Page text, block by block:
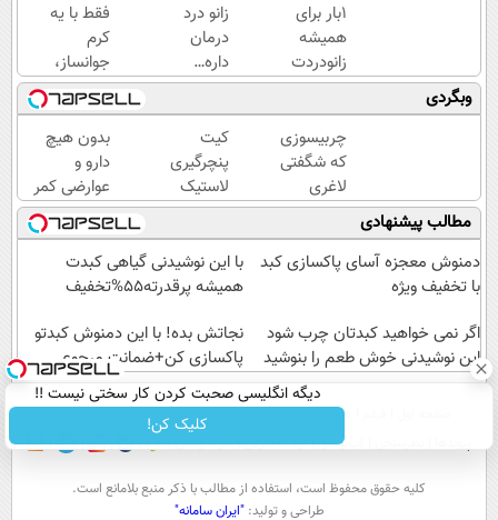
1بار برای
همیشه
زانودردت
رودرمان کن!
(تکنولوژی
آلمان)
◂پرسشنامه▸
زانو درد
درمان
داره…
چرا
هنوز
داری
بهش
ظلم
می‌کنی؟
فقط با یه
کرم
جوانساز،
پیری رو از
خودت دور
کن(تخفیف50%)
وبگردی
چربیسوزی
که شگفتی
لاغری
آسان را
رقم زد!
کیت
پنچرگیری
لاستیک
خودرو
(قیمت
باورنکردنی)
بدون هیچ
دارو و
عوارضی کمر
دردت رو
درمان کن!
(پرسش‌نامه)
مطالب پیشنهادی
دمنوش معجزه آسای پاکسازی کبد
با تخفیف ویژه
با این نوشیدنی گیاهی کبدت
همیشه پرقدرته55%تخفیف
اگر نمی خواهید کبدتان چرب شود
این نوشیدنی خوش طعم را بنوشید
نجاتش بده! با این دمنوش کبدتو
پاکسازی کن+ضمانت مرجوعی
دیگه انگلیسی صحبت کردن کار سختی نیست !!
کلیک کن!
عصر ایران۲ درباره عصرایران تماس با ما
آب و هوا اوقات شرعی سواد زندگی
كليه حقوق محفوظ است، استفاده از مطالب با ذكر منبع بلامانع است.
طراحی و تولید:"ایران سامانه"